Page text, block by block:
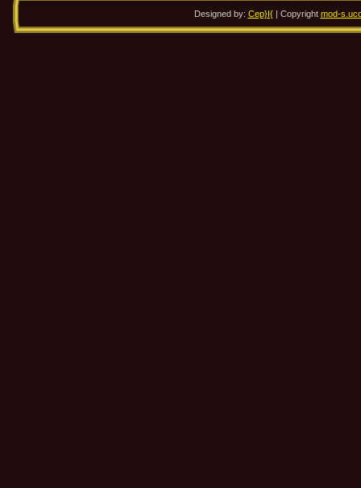
Designed by: Cep}I{| Copyright mod-